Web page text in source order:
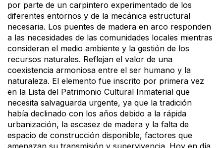
por parte de un carpintero experimentado de los
diferentes entornos y de la mecánica estructural
necesaria. Los puentes de madera en arco responden
a las necesidades de las comunidades locales mientras
consideran el medio ambiente y la gestión de los
recursos naturales. Reflejan el valor de una
coexistencia armoniosa entre el ser humano y la
naturaleza. El elemento fue inscrito por primera vez
en la Lista del Patrimonio Cultural Inmaterial que
necesita salvaguarda urgente, ya que la tradición
había declinado con los años debido a la rápida
urbanización, la escasez de madera y la falta de
espacio de construcción disponible, factores que
amenazan su transmisión y supervivencia. Hoy en día,